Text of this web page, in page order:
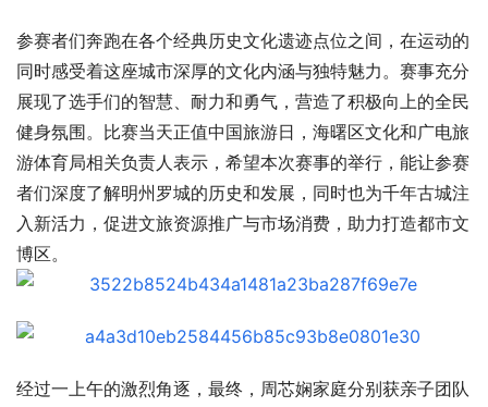
参赛者们奔跑在各个经典历史文化遗迹点位之间，在运动的
同时感受着这座城市深厚的文化内涵与独特魅力。赛事充分
展现了选手们的智慧、耐力和勇气，营造了积极向上的全民
健身氛围。比赛当天正值中国旅游日，海曙区文化和广电旅
游体育局相关负责人表示，希望本次赛事的举行，能让参赛
者们深度了解明州罗城的历史和发展，同时也为千年古城注
入新活力，促进文旅资源推广与市场消费，助力打造都市文
博区。
经过一上午的激烈角逐，最终，周芯娴家庭分别获亲子团队